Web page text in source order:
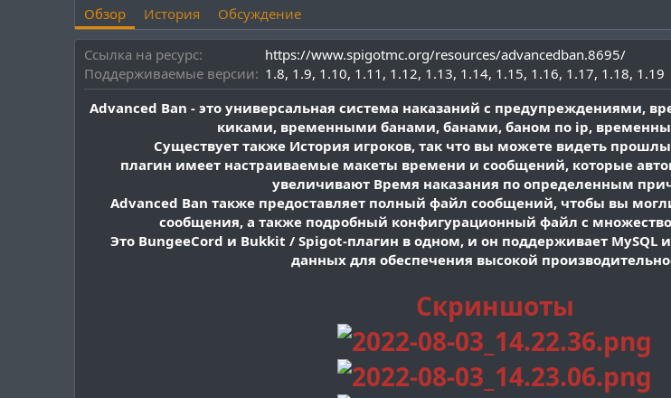
о
р
т
а
с
о
з
д
а
я
г
и
Обзор История Обсуждение
Ссылка на ресурс
https://www.spigotmc.org/resources/advancedban.8695/
Поддерживаемые версии
1.8 1.9 1.10 1.11 1.12 1.13 1.14 1.15 1.16 1.17 1.18 1.19
Advanced Ban - это универсальная система наказаний с предупреждениями,
киками, временными банами, банами, баном по ip,
Существует также История игроков, так что вы можете видеть
плагин имеет настраиваемые макеты времени и сообщений, которые
увеличивают Время наказания по определенным
Advanced Ban также предоставляет полный файл сообщений, чтобы вы
сообщения, а также подробный конфигурационный файл с
Это BungeeCord и Bukkit / Spigot-плагин в одном, и он поддерживает MySQL
данных для обеспечения высокой
Скриншоты